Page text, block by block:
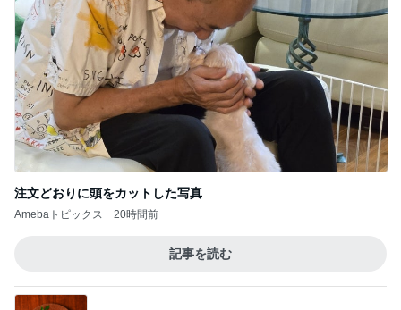
注文どおりに頭をカットした写真
Amebaトピックス 20時間前
記事を読む